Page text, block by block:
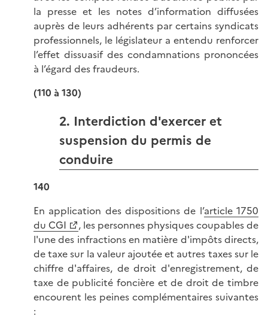
la presse et les notes d’information diffusées
auprès de leurs adhérents par certains syndicats
professionnels, le législateur a entendu renforcer
l’effet dissuasif des condamnations prononcées
à l’égard des fraudeurs.
(110 à 130)
2. Interdiction d'exercer et
suspension du permis de
conduire
140
En application des dispositions de l’article 1750
du CGI
, les personnes physiques coupables de
l'une des infractions en matière d'impôts directs,
de taxe sur la valeur ajoutée et autres taxes sur le
chiffre d'affaires, de droit d'enregistrement, de
taxe de publicité foncière et de droit de timbre
encourent les peines complémentaires suivantes
: